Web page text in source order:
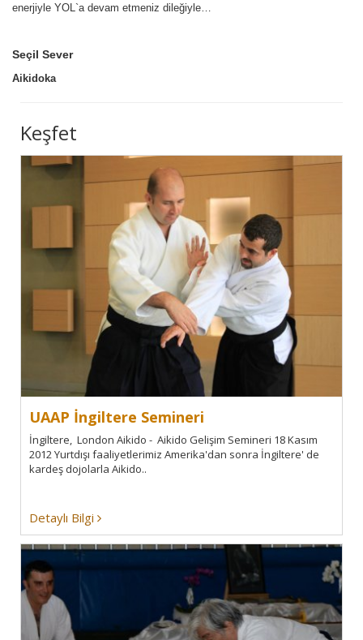
enerjiyle YOL`a devam etmeniz dileğiyle…
Seçil Sever
Aikidoka
Keşfet
UAAP İngiltere Semineri
İngiltere, London Aikido - Aikido Gelişim Semineri 18 Kasım
2012 Yurtdışı faaliyetlerimiz Amerika'dan sonra İngiltere' de
kardeş dojolarla Aikido..
Detaylı Bilgi